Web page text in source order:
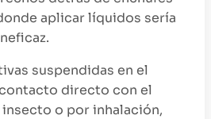
aplicar líquidos sería
suspendidas en el
directo con el
o por inhalación,